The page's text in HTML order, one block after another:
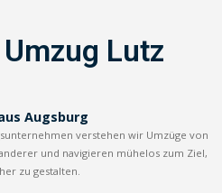
Lutz
Augsburg
verstehen wir Umzüge von
und navigieren mühelos zum Ziel,
zu gestalten.